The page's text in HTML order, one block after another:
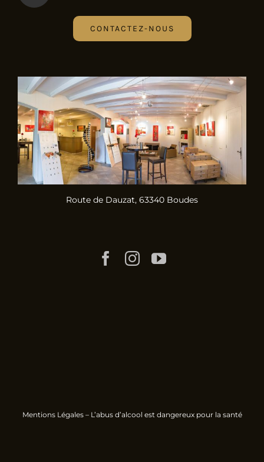
CONTACTEZ-NOUS
Route de Dauzat, 63340 Boudes
Mentions Légales– L’abus d’alcool est dangereux pour la santé